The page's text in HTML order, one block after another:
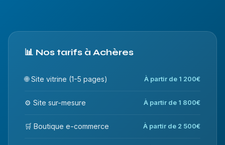
📊 Nos tarifs à Achères
🌐 Site vitrine (1-5 pages) À partir de 1 200€
⚙️ Site sur-mesure À partir de 1 800€
🛒 Boutique e-commerce À partir de 2 500€